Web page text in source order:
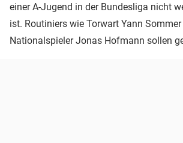
einer A-Jugend in der Bundesliga nicht
ist. Routiniers wie Torwart Yann
Nationalspieler Jonas Hofmann sollen